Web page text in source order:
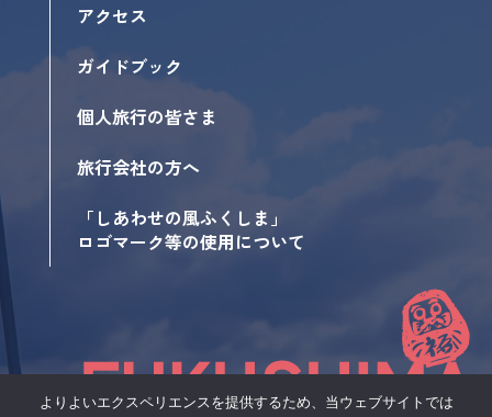
アクセス
ガイドブック
個人旅行の皆さま
旅行会社の方へ
「しあわせの風ふくしま」
ロゴマーク等の使用について
よりよいエクスペリエンスを提供するため、当ウェブサイトでは